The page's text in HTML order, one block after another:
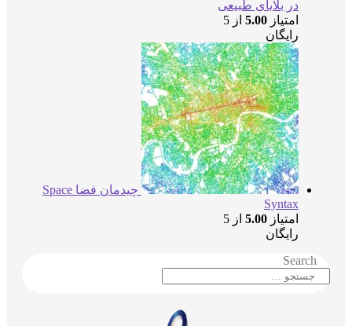
در بلایای طبیعی
5.00از 5
چیدمان فضا Space
5.00از 5